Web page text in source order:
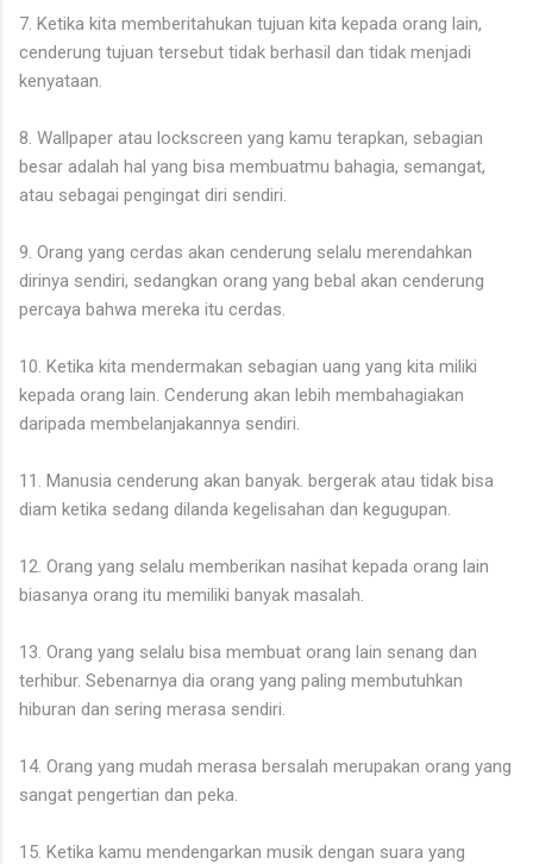
7. Ketika kita memberitahukan tujuan kita kepada orang lain,
cenderung tujuan tersebut tidak berhasil dan tidak menjadi
kenyataan.
8. Wallpaper atau lockscreen yang kamu terapkan, sebagian
besar adalah hal yang bisa membuatmu bahagia, semangat,
atau sebagai pengingat diri sendiri.
9. Orang yang cerdas akan cenderung selalu merendahkan
dirinya sendiri, sedangkan orang yang bebal akan cenderung
percaya bahwa mereka itu cerdas.
10. Ketika kita mendermakan sebagian uang yang kita miliki
kepada orang lain. Cenderung akan lebih membahagiakan
daripada membelanjakannya sendiri.
11. Manusia cenderung akan banyak. bergerak atau tidak bisa
diam ketika sedang dilanda kegelisahan dan kegugupan.
12. Orang yang selalu memberikan nasihat kepada orang lain
biasanya orang itu memiliki banyak masalah.
13. Orang yang selalu bisa membuat orang lain senang dan
terhibur. Sebenarnya dia orang yang paling membutuhkan
hiburan dan sering merasa sendiri.
14. Orang yang mudah merasa bersalah merupakan orang yang
sangat pengertian dan peka.
15. Ketika kamu mendengarkan musik dengan suara yang